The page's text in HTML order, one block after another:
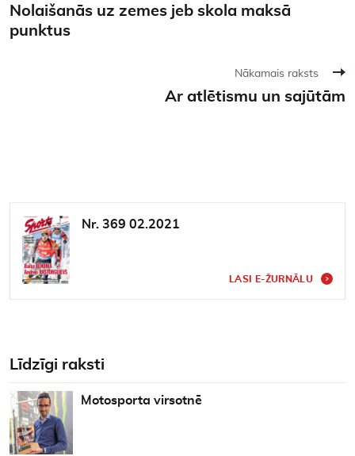
Nolaišanās uz zemes jeb skola maksā
punktus
Nākamais raksts
Ar atlētismu un sajūtām
Nr. 369 02.2021
LASI E-ŽURNĀLU
Līdzīgi raksti
Motosporta virsotnē